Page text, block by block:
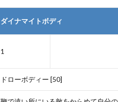
ダイナマイトボディ
1
ドローボディー [50]